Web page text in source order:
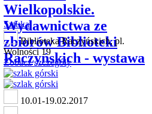
Wielkopolskie.
Wydawnictwa ze
zbiorów Biblioteki
Raczyńskich - wystawa
Sztuka
Biblioteka Raczyńskich, pl.
Wolności 19
Zobacz szczegóły
10.01-19.02.2017